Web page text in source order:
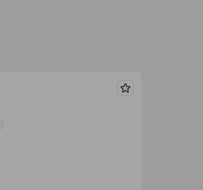
Guardar